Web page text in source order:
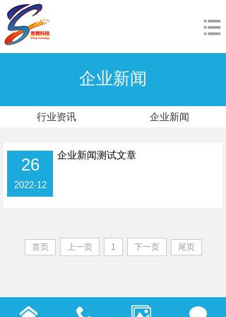
企业新闻
产品展示
资料下载
加入我们
26
2022-12
企业新闻测试文章
首页 上一页 1 下一页 尾页
行业资讯 企业新闻